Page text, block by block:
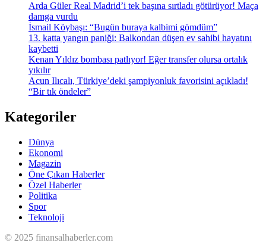
Arda Güler Real Madrid’i tek başına sırtladı götürüyor! Maça
damga vurdu
İsmail Köybaşı: “Bugün buraya kalbimi gömdüm”
13. katta yangın paniği: Balkondan düşen ev sahibi hayatını
kaybetti
Kenan Yıldız bombası patlıyor! Eğer transfer olursa ortalık
yıkılır
Acun Ilıcalı, Türkiye’deki şampiyonluk favorisini açıkladı!
“Bir tık öndeler”
Kategoriler
Dünya
Ekonomi
Magazin
Öne Çıkan Haberler
Özel Haberler
Politika
Spor
Teknoloji
© 2025 finansalhaberler.com